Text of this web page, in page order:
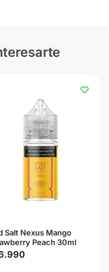
Salt Nexus Mango
Peach 30ml